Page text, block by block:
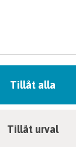
Tillåt alla
Tillåt urval
böj